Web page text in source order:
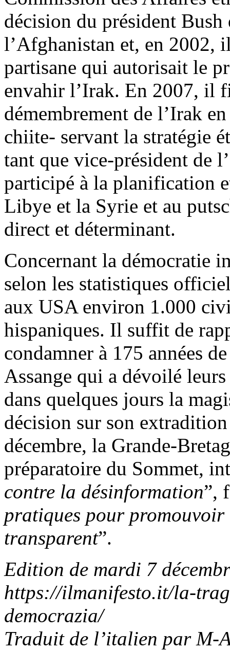
décision du président Bush
l’Afghanistan et, en 2002,
partisane qui autorisait le
envahir l’Irak. En 2007, il
démembrement de l’Irak
chiite- servant la stratégie
tant que vice-président de
participé à la planification
Libye et la Syrie et au
direct et déterminant.
Concernant la démocratie
selon les statistiques
aux USA environ 1.000
hispaniques. Il suffit de
condamner à 175 années
Assange qui a dévoilé
dans quelques jours la
décision sur son
décembre, la Grande-
préparatoire du Sommet,
contre la désinformation”,
pratiques pour
transparent”.
Edition de mardi 7
https://ilmanifesto.it/la-
democrazia/
Traduit de l’italien par M-